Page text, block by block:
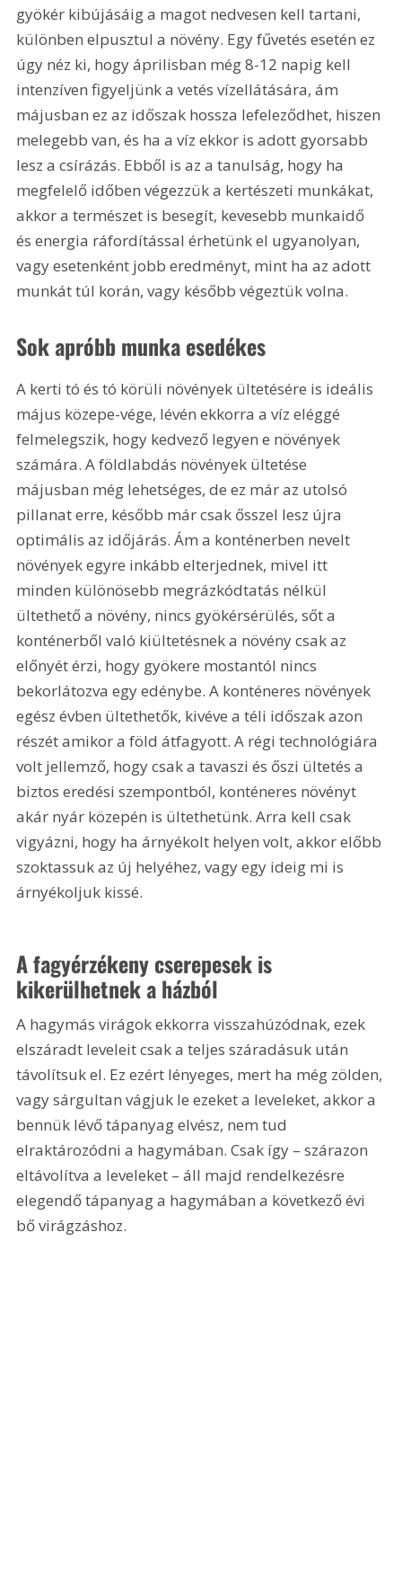
gyökér kibújásáig a magot nedvesen kell tartani,
különben elpusztul a növény. Egy fűvetés esetén ez
úgy néz ki, hogy áprilisban még 8-12 napig kell
intenzíven figyeljünk a vetés vízellátására, ám
májusban ez az időszak hossza lefeleződhet, hiszen
melegebb van, és ha a víz ekkor is adott gyorsabb
lesz a csírázás. Ebből is az a tanulság, hogy ha
megfelelő időben végezzük a kertészeti munkákat,
akkor a természet is besegít, kevesebb munkaidő
és energia ráfordítással érhetünk el ugyanolyan,
vagy esetenként jobb eredményt, mint ha az adott
munkát túl korán, vagy később végeztük volna.
Sok apróbb munka esedékes
A kerti tó és tó körüli növények ültetésére is ideális
május közepe-vége, lévén ekkorra a víz eléggé
felmelegszik, hogy kedvező legyen e növények
számára. A földlabdás növények ültetése
májusban még lehetséges, de ez már az utolsó
pillanat erre, később már csak ősszel lesz újra
optimális az időjárás. Ám a konténerben nevelt
növények egyre inkább elterjednek, mivel itt
minden különösebb megrázkódtatás nélkül
ültethető a növény, nincs gyökérsérülés, sőt a
konténerből való kiültetésnek a növény csak az
előnyét érzi, hogy gyökere mostantól nincs
bekorlátozva egy edénybe. A konténeres növények
egész évben ültethetők, kivéve a téli időszak azon
részét amikor a föld átfagyott. A régi technológiára
volt jellemző, hogy csak a tavaszi és őszi ültetés a
biztos eredési szempontból, konténeres növényt
akár nyár közepén is ültethetünk. Arra kell csak
vigyázni, hogy ha árnyékolt helyen volt, akkor előbb
szoktassuk az új helyéhez, vagy egy ideig mi is
árnyékoljuk kissé.
A fagyérzékeny cserepesek is
kikerülhetnek a házból
A hagymás virágok ekkorra visszahúzódnak, ezek
elszáradt leveleit csak a teljes száradásuk után
távolítsuk el. Ez ezért lényeges, mert ha még zölden,
vagy sárgultan vágjuk le ezeket a leveleket, akkor a
bennük lévő tápanyag elvész, nem tud
elraktározódni a hagymában. Csak így – szárazon
eltávolítva a leveleket – áll majd rendelkezésre
elegendő tápanyag a hagymában a következő évi
bő virágzáshoz.